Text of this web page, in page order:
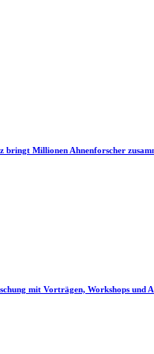
bringt Millionen Ahnenforscher
mit Vorträgen, Workshops und